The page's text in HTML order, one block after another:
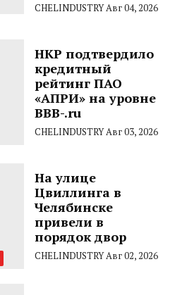
CHELINDUSTRYАвг 04, 2026
НКР подтвердило
кредитный
рейтинг ПАО
«АПРИ» на уровне
BBB-.ru
CHELINDUSTRYАвг 03, 2026
На улице
Цвиллинга в
Челябинске
привели в
порядок двор
CHELINDUSTRYАвг 02, 2026